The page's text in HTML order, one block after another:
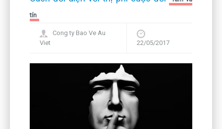
tín
Cong ty Bao Ve Au
Viet
22/05/2017